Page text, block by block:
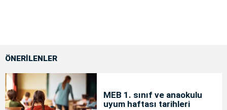
ÖNERİLENLER
MEB 1. sınıf ve anaokulu
uyum haftası tarihleri